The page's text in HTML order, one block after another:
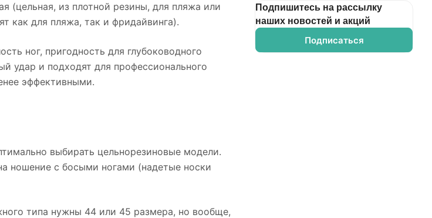
(цельная, из плотной резины, для пляжа или
как для пляжа, так и фридайвинга).
ног, пригодность для глубоководного
удар и подходят для профессионального
эффективными.
выбирать цельнорезиновые модели.
ношение с босыми ногами (надетые носки
типа нужны 44 или 45 размера, но вообще,
Подпишитесь на рассылку
наших новостей и акций
Подписаться